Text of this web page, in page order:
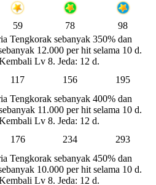
59 78
98
Tengkorak sebanyak 350% dan
12.000 per hit selama 10 d.
Lv 8. Jeda: 12 d.
117 156
195
Tengkorak sebanyak 400% dan
11.000 per hit selama 10 d.
Lv 8. Jeda: 12 d.
176 234
293
Tengkorak sebanyak 450% dan
10.000 per hit selama 10 d.
Lv 8. Jeda: 12 d.